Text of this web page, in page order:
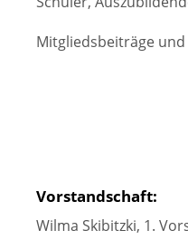
Mitgliedsbeiträge
Vorstandschaft:
Wilma Skibitzki, 1.